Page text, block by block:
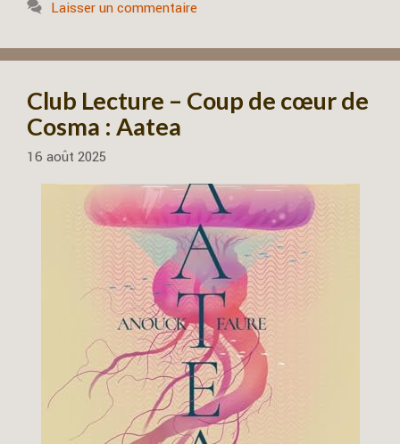
Laisser un commentaire
Club Lecture – Coup de cœur de
Cosma : Aatea
16 août 2025